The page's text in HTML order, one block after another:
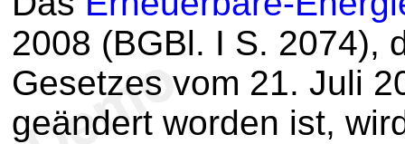
2008 (BGBl. I S. 2074),
Gesetzes vom 21. Juli
geändert worden ist,